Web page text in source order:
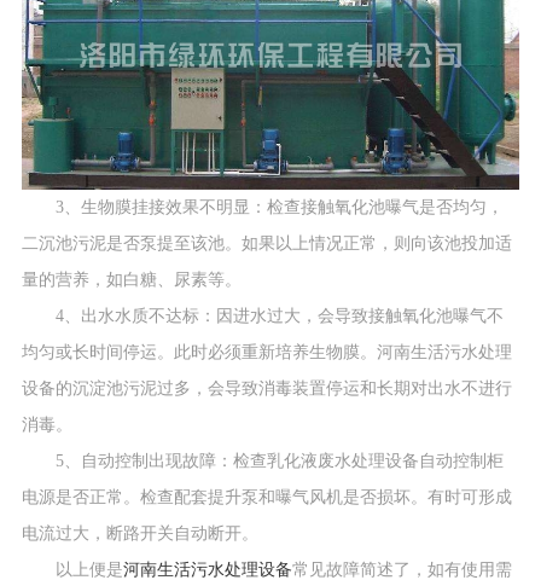
3、生物膜挂接效果不明显：检查接触氧化池曝气是否均匀，
二沉池污泥是否泵提至该池。如果以上情况正常，则向该池投加适
量的营养，如白糖、尿素等。
4、出水水质不达标：因进水过大，会导致接触氧化池曝气不
均匀或长时间停运。此时必须重新培养生物膜。河南生活污水处理
设备的沉淀池污泥过多，会导致消毒装置停运和长期对出水不进行
消毒。
5、自动控制出现故障：检查乳化液废水处理设备自动控制柜
电源是否正常。检查配套提升泵和曝气风机是否损坏。有时可形成
电流过大，断路开关自动断开。
以上便是河南生活污水处理设备常见故障简述了，如有使用需